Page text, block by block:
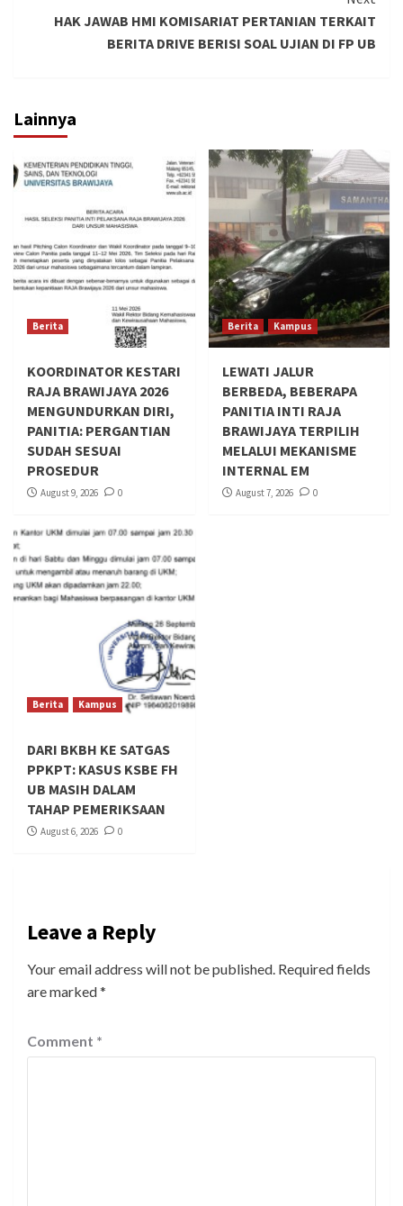
HAK JAWAB HMI KOMISARIAT PERTANIAN TERKAIT
BERITA DRIVE BERISI SOAL UJIAN DI FP UB
Lainnya
Berita
KOORDINATOR KESTARI
RAJA BRAWIJAYA 2026
MENGUNDURKAN DIRI,
PANITIA: PERGANTIAN
SUDAH SESUAI
PROSEDUR
August 9, 2026 0
Berita Kampus
LEWATI JALUR
BERBEDA, BEBERAPA
PANITIA INTI RAJA
BRAWIJAYA TERPILIH
MELALUI MEKANISME
INTERNAL EM
August 7, 2026 0
Berita Kampus
DARI BKBH KE SATGAS
PPKPT: KASUS KSBE FH
UB MASIH DALAM
TAHAP PEMERIKSAAN
August 6, 2026 0
Leave a Reply
Your email address will not be published. Required fields
are marked*
Comment *